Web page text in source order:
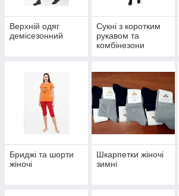
Верхній одяг
демісезонний
Сукні з коротким
рукавом та
комбінезони
Бриджі та шорти
жіночі
Шкарпетки жіночі
зимнi